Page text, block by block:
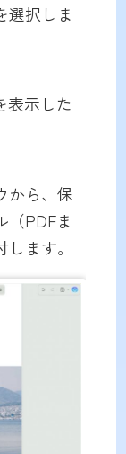
選択しま
表示した
から、保
（PDFま
ます。